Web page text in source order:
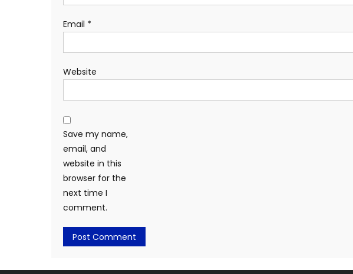
Email *
Website
Save my name,
email, and
website in this
browser for the
next time I
comment.